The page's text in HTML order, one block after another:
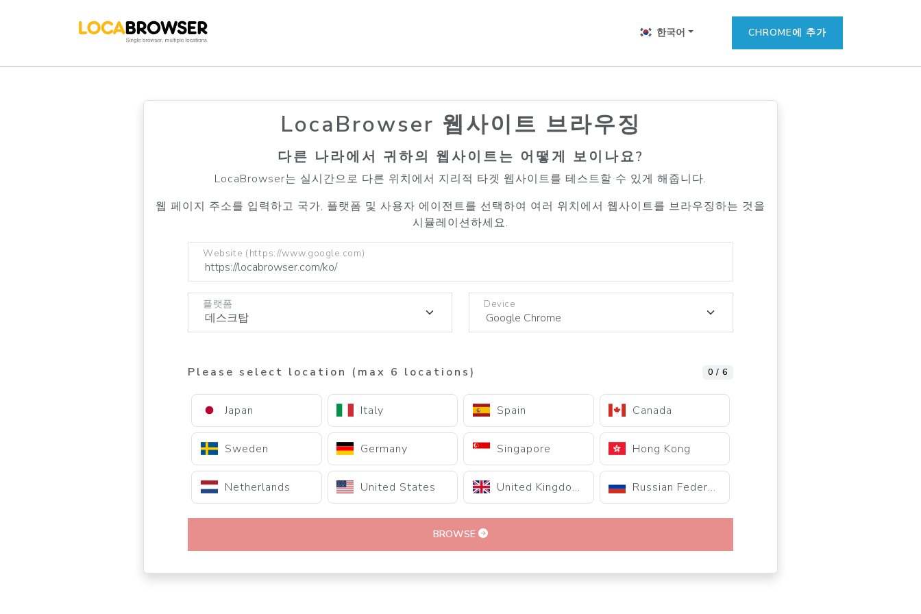
한국어 CHROME에 추가
LocaBrowser 웹사이트 브라우징
다른 나라에서 귀하의 웹사이트는 어떻게 보이나요?
LocaBrowser는 실시간으로 다른 위치에서 지리적 타겟 웹사이트를 테스트할 수 있게 해줍니다.
웹 페이지 주소를 입력하고 국가, 플랫폼 및 사용자 에이전트를 선택하여 여러 위치에서 웹사이트를 브라우징하는 것을
시뮬레이션하세요.
Website (https://www.google.com)
플랫폼 Device
Please select location (max 6 locations) 0 / 6
Japan Italy Spain Canada
Sweden Germany Singapore Hong Kong
Netherlands United States United Kingdom Russian Federation
BROWSE